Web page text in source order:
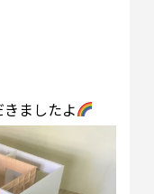
ましたよ